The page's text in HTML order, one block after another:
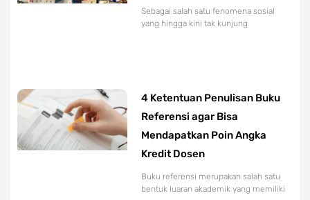
Sebagai salah satu fenomena sosial
yang hingga kini tak kunjung
4 Ketentuan Penulisan Buku
Referensi agar Bisa
Mendapatkan Poin Angka
Kredit Dosen
Buku referensi merupakan salah satu
bentuk luaran akademik yang memiliki